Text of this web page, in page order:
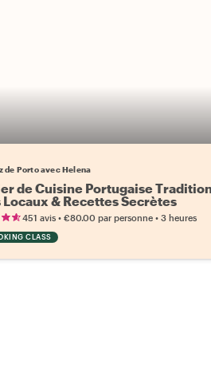
de Porto avec Helena
de Cuisine Portugaise
Locaux & Recettes Secrètes
451 avis •€80.00 par personne •3 heures
CLASS